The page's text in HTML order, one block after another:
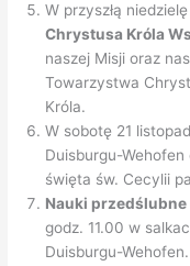
W przyszłą
Chrystusa Króla
naszej Misji oraz
Towarzystwa
Króla.
W sobotę 21
Duisburgu-
święta św. Cecylii
Nauki przedślubne
godz. 11.00 w
Duisburgu-Wehofen.